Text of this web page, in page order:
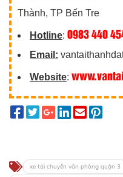
Thành, TP Bến Tre
Hotline: 0983 440
Email:
Website:
xe tải chuyển văn phòng quận 3